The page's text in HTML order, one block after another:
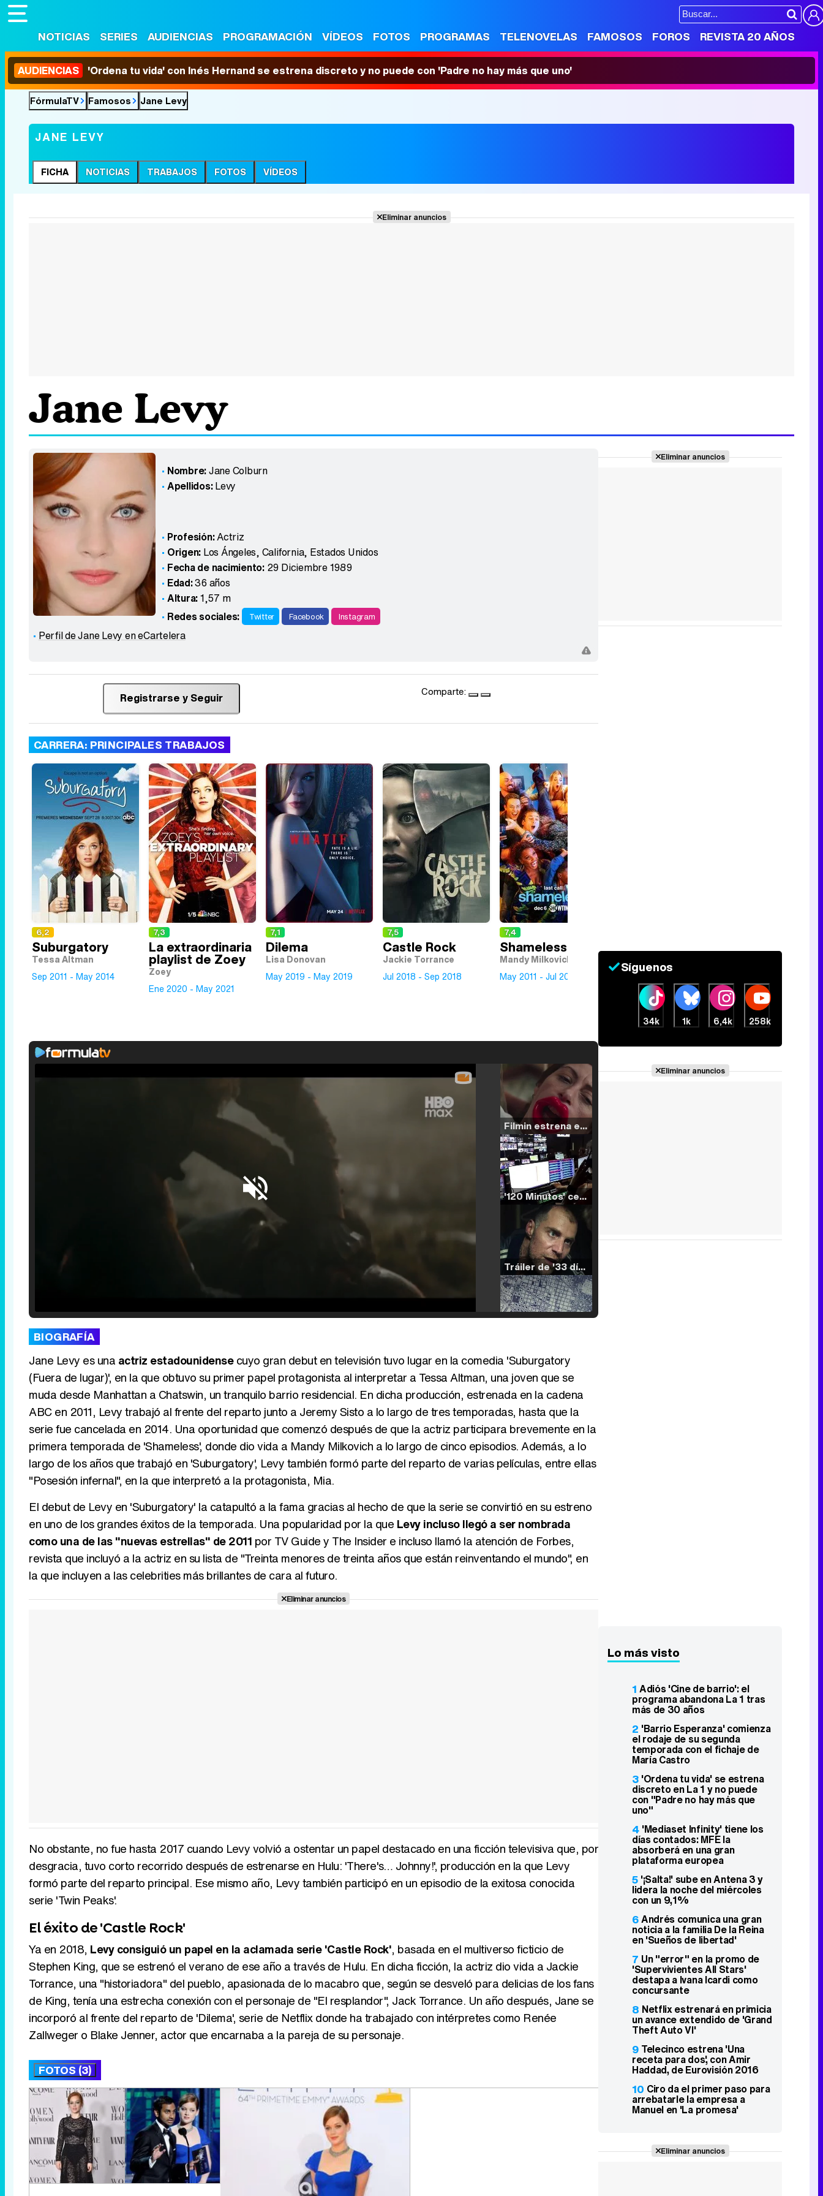
NOTICIAS SERIES AUDIENCIAS PROGRAMACIÓN VÍDEOS FOTOS PROGRAMAS TELENOVELAS FAMOSOS FOROS REVISTA 20 AÑOS
AUDIENCIAS 'Ordena tu vida' con Inés Hernand se estrena discreto y no puede con 'Padre no hay más que uno'
FórmulaTV Famosos Jane Levy
JANE LEVY
FICHA NOTICIAS TRABAJOS FOTOS VÍDEOS
Eliminar anuncios
Jane Levy
Nombre:Jane Colburn
Apellidos:Levy
Profesión:Actriz
Origen: Los Ángeles, California, Estados Unidos
Fecha de nacimiento: 29 Diciembre 1989
Edad:36 años
Altura:1,57 m
Redes sociales:
Twitter Facebook Instagram
Perfil de Jane Levy en eCartelera
Comparte:
Registrarse y Seguir
CARRERA: PRINCIPALES TRABAJOS
6,2
Suburgatory
Tessa Altman
Sep 2011 - May 2014
7,3
La extraordinaria
playlist de Zoey
Zoey
Ene 2020 - May 2021
7,1
Dilema
Lisa Donovan
May 2019 - May 2019
7,5
Castle Rock
Jackie Torrance
Jul 2018 - Sep 2018
7,4
Shameless
Mandy Milkovich
May 2011 - Jul 2011
Filmin estrena el tráiler de 'Millennial Mal', su nueva comedia universitaria de la mano de Lorena Iglesias
'120 Minutos' celebra sus 2.000 programas en Telemadrid con un vídeo del día a día en la redacción
Tráiler de '33 días', la nueva serie de Atresplayer con Julián Villagrán y José Manuel Poga
Tráiler de la tercera temporada de 'The Walking Dead: Dead City' de AMC+
BIOGRAFÍA
Jane Levy es una actriz estadounidensecuyo gran debut en televisión tuvo lugar en la comedia 'Suburgatory
(Fuera de lugar)', en la que obtuvo su primer papel protagonista al interpretar a Tessa Altman, una joven que se
muda desde Manhattan a Chatswin, un tranquilo barrio residencial. En dicha producción, estrenada en la cadena
ABC en 2011, Levy trabajó al frente del reparto junto a Jeremy Sisto a lo largo de tres temporadas, hasta que la
serie fue cancelada en 2014. Una oportunidad que comenzó después de que la actriz participara brevemente en la
primera temporada de 'Shameless', donde dio vida a Mandy Milkovich a lo largo de cinco episodios. Además, a lo
largo de los años que trabajó en 'Suburgatory', Levy también formó parte del reparto de varias películas, entre ellas
"Posesión infernal", en la que interpretó a la protagonista, Mia.
El debut de Levy en 'Suburgatory' la catapultó a la fama gracias al hecho de que la serie se convirtió en su estreno
en uno de los grandes éxitos de la temporada. Una popularidad por la que Levy incluso llegó a ser nombrada
como una de las "nuevas estrellas" de 2011 por TV Guide y The Insider e incluso llamó la atención de Forbes,
revista que incluyó a la actriz en su lista de "Treinta menores de treinta años que están reinventando el mundo", en
la que incluyen a las celebrities más brillantes de cara al futuro.
Eliminar anuncios
No obstante, no fue hasta 2017 cuando Levy volvió a ostentar un papel destacado en una ficción televisiva que, por
desgracia, tuvo corto recorrido después de estrenarse en Hulu: 'There's… Johnny!', producción en la que Levy
formó parte del reparto principal. Ese mismo año, Levy también participó en un episodio de la exitosa conocida
serie 'Twin Peaks'.
El éxito de 'Castle Rock'
Ya en 2018, Levy consiguió un papel en la aclamada serie 'Castle Rock', basada en el multiverso ficticio de
Stephen King, que se estrenó el verano de ese año a través de Hulu. En dicha ficción, la actriz dio vida a Jackie
Torrance, una "historiadora" del pueblo, apasionada de lo macabro que, según se desveló para delicias de los fans
de King, tenía una estrecha conexión con el personaje de "El resplandor", Jack Torrance. Un año después, Jane se
incorporó al frente del reparto de 'Dilema', serie de Netflix donde ha trabajado con intérpretes como Renée
Zallweger o Blake Jenner, actor que encarnaba a la pareja de su personaje.
FOTOS (3)
Eliminar anuncios
Síguenos
34k 1k 6,4k 258k
Eliminar anuncios
Lo más visto
1 Adiós 'Cine de barrio': el
programa abandona La 1 tras
más de 30 años
2 'Barrio Esperanza' comienza
el rodaje de su segunda
temporada con el fichaje de
María Castro
3 'Ordena tu vida' se estrena
discreto en La 1 y no puede
con "Padre no hay más que
uno"
4 'Mediaset Infinity' tiene los
días contados: MFE la
absorberá en una gran
plataforma europea
5 '¡Salta!' sube en Antena 3 y
lidera la noche del miércoles
con un 9,1%
6Andrés comunica una gran
noticia a la familia De la Reina
en 'Sueños de libertad'
7 Un "error" en la promo de
'Supervivientes All Stars'
destapa a Ivana Icardi como
concursante
8 Netflix estrenará en primicia
un avance extendido de 'Grand
Theft Auto VI'
9 Telecinco estrena 'Una
receta para dos', con Amir
Haddad, de Eurovisión 2016
10 Ciro da el primer paso para
arrebatarle la empresa a
Manuel en 'La promesa'
Eliminar anuncios